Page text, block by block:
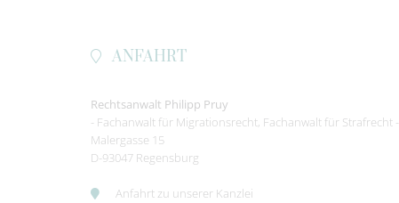
ANFAHRT
Rechtsanwalt Philipp Pruy
- Fachanwalt für Migrationsrecht, Fachanwalt für Strafrecht -
Malergasse 15
D-93047 Regensburg
Anfahrt zu unserer Kanzlei